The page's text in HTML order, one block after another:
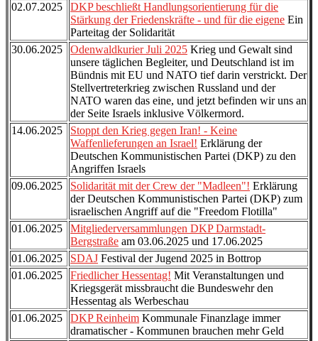
02.07.2025
DKP beschließt Handlungsorientierung für die
Stärkung der Friedenskräfte - und für die eigene Ein
Parteitag der Solidarität
30.06.2025
Odenwaldkurier Juli 2025 Krieg und Gewalt sind
unsere täglichen Begleiter, und Deutschland ist im
Bündnis mit EU und NATO tief darin verstrickt. Der
Stellvertreterkrieg zwischen Russland und der
NATO waren das eine, und jetzt befinden wir uns an
der Seite Israels inklusive Völkermord.
14.06.2025
Stoppt den Krieg gegen Iran! - Keine
Waffenlieferungen an Israel! Erklärung der
Deutschen Kommunistischen Partei (DKP) zu den
Angriffen Israels
09.06.2025
Solidarität mit der Crew der "Madleen"! Erklärung
der Deutschen Kommunistischen Partei (DKP) zum
israelischen Angriff auf die "Freedom Flotilla"
01.06.2025
Mitgliederversammlungen DKP Darmstadt-
Bergstraße am 03.06.2025 und 17.06.2025
01.06.2025
SDAJ Festival der Jugend 2025 in Bottrop
01.06.2025
Friedlicher Hessentag! Mit Veranstaltungen und
Kriegsgerät missbraucht die Bundeswehr den
Hessentag als Werbeschau
01.06.2025
DKP Reinheim Kommunale Finanzlage immer
dramatischer - Kommunen brauchen mehr Geld